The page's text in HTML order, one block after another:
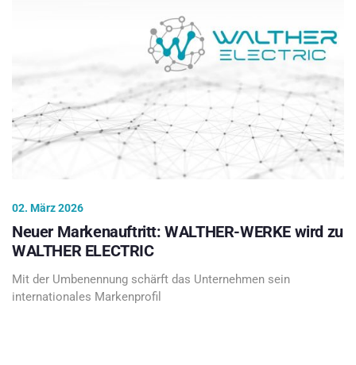
02. März 2026
Neuer Markenauftritt: WALTHER-WERKE wird zu
WALTHER ELECTRIC
Mit der Umbenennung schärft das Unternehmen sein
internationales Markenprofil